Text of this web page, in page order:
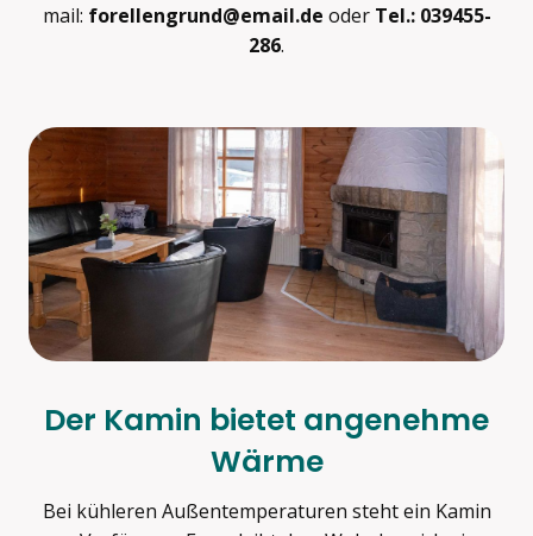
mail: forellengrund@email.de oder Tel.: 039455-
286.
Der Kamin bietet angenehme
Wärme
Bei kühleren Außentemperaturen steht ein Kamin